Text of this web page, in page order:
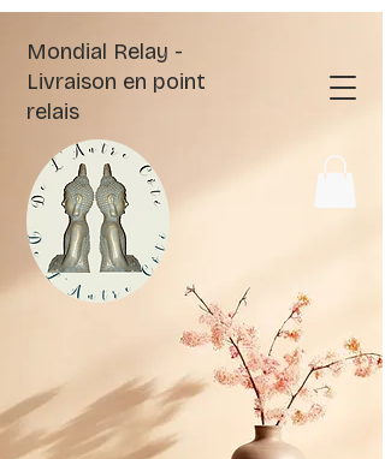
Mondial Relay -
Livraison en point
relais